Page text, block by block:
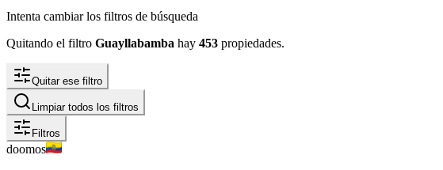
Intenta cambiar los filtros de búsqueda
Quitando el filtro Guayllabamba hay 453 propiedades.
Quitar ese filtro
Limpiar todos los filtros
Filtros
doomos